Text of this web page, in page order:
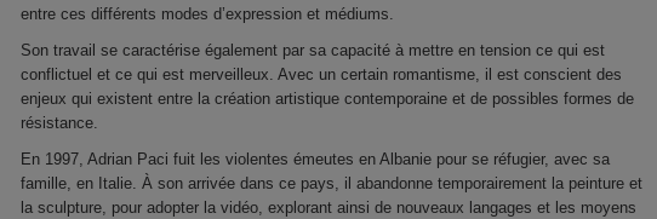
entre ces différents modes d’expression et médiums.
Son travail se caractérise également par sa capacité à mettre en tension ce qui est
conflictuel et ce qui est merveilleux. Avec un certain romantisme, il est conscient des
enjeux qui existent entre la création artistique contemporaine et de possibles formes de
résistance.
En 1997, Adrian Paci fuit les violentes émeutes en Albanie pour se réfugier, avec sa
famille, en Italie. À son arrivée dans ce pays, il abandonne temporairement la peinture et
la sculpture, pour adopter la vidéo, explorant ainsi de nouveaux langages et les moyens